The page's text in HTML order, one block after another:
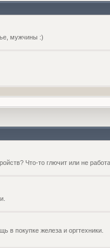
мужчины :)
Что-то глючит или не
покупке железа и оргтехники.